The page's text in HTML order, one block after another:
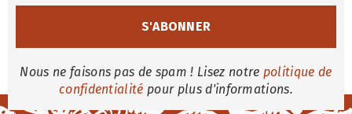
Nous ne faisons pas de spam ! Lisez notre politique de
confidentialité pour plus d'informations.